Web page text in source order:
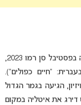
(Marco Mengoni), שזכה בפסטיבל סן רמו 2023,
“חיים כפולים”).
הגיעה בגמר הגדול
השיפוט דירג את איטליה במקום